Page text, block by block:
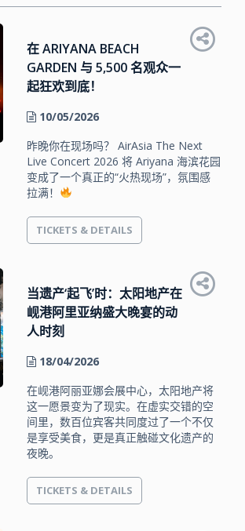
在 ARIYANA BEACH
GARDEN 与 5,500 名观众一
起狂欢到底！
10/05/2026
昨晚你在现场吗？ AirAsia The Next
Live Concert 2026 将 Ariyana 海滨花园
变成了一个真正的“火热现场”，氛围感
拉满！
TICKETS & DETAILS
当遗产‘起飞’时：太阳地产在
岘港阿里亚纳盛大晚宴的动
人时刻
18/04/2026
在岘港阿丽亚娜会展中心，太阳地产将
这一愿景变为了现实。在虚实交错的空
间里，数百位宾客共同度过了一个不仅
是享受美食，更是真正触碰文化遗产的
夜晚。
TICKETS & DETAILS